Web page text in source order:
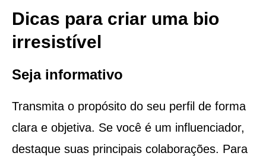
Dicas para criar uma bio
irresistível
Seja informativo
Transmita o propósito do seu perfil de forma
clara e objetiva. Se você é um influenciador,
destaque suas principais colaborações. Para